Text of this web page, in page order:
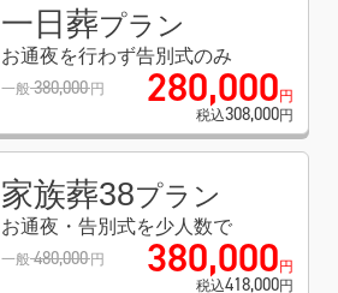
一日葬プラン
お通夜を行わず告別式のみ
一般380,000 円 280,000円
税込308,000円
家族葬38プラン
お通夜・告別式を少人数で
一般480,000 円 380,000 円
税込418,000円